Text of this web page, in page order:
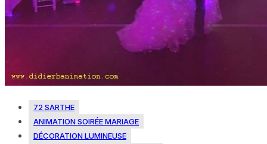
72 SARTHE
ANIMATION SOIRÉE MARIAGE
DÉCORATION LUMINEUSE